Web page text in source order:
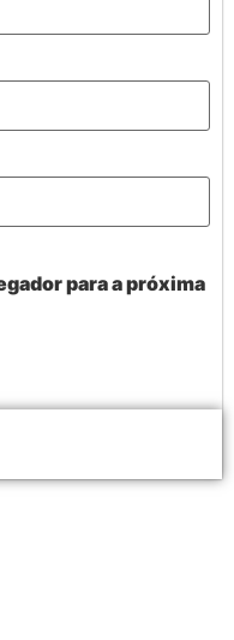
para a próxima